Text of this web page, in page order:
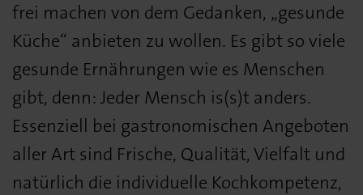
frei machen von dem Gedanken, „gesunde
Küche“ anbieten zu wollen. Es gibt so viele
gesunde Ernährungen wie es Menschen
gibt, denn: Jeder Mensch is(s)t anders.
Essenziell bei gastronomischen Angeboten
aller Art sind Frische, Qualität, Vielfalt und
natürlich die individuelle Kochkompetenz,